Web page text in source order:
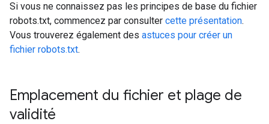
Si vous ne connaissez pas les principes de base du fichier
robots.txt, commencez par consulter cette présentation.
Vous trouverez également des astuces pour créer un
fichier robots.txt.
Emplacement du fichier et plage de
validité